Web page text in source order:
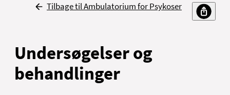
Tilbage til Ambulatorium for Psykoser
Undersøgelser og
behandlinger